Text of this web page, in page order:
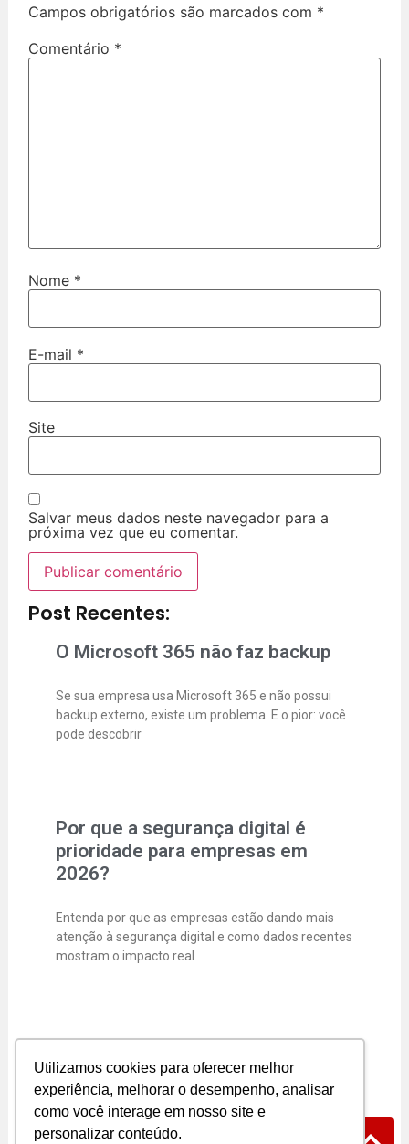
Utilizamos cookies para oferecer melhor
experiência, melhorar o desempenho, analisar
como você interage em nosso site e
personalizar conteúdo.
Campos obrigatórios são marcados com *
Comentário *
Nome *
E-mail *
Site
Salvar meus dados neste navegador para a
próxima vez que eu comentar.
Post Recentes:
O Microsoft 365 não faz backup
Se sua empresa usa Microsoft 365 e não possui
backup externo, existe um problema. E o pior: você
pode descobrir
Por que a segurança digital é
prioridade para empresas em
2026?
Entenda por que as empresas estão dando mais
atenção à segurança digital e como dados recentes
mostram o impacto real
Empresas
A segurança digital já não é mais “coisa de
empresa grande”. Hoje, pequenos e médios